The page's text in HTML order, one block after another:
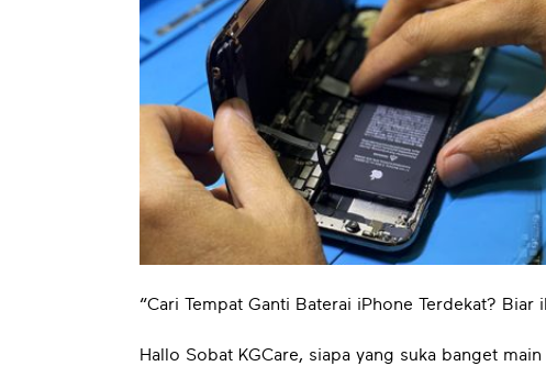
“Cari Tempat Ganti Baterai iPhone Terdekat? Biar
Hallo Sobat KGCare, siapa yang suka banget